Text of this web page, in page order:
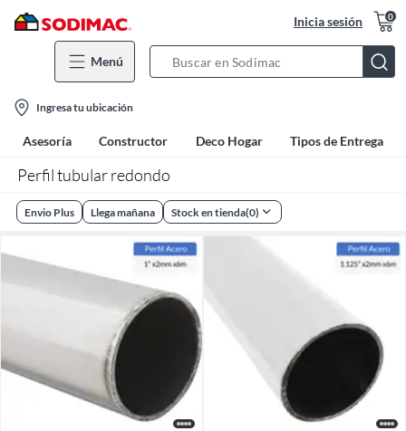
Inicia sesión 0
Menú
Bar
location-
icon
Ingresa tu ubicación
Asesoría Constructor Deco Hogar Tipos de Entrega
Perfil tubular redondo
Envio Plus Llega mañana Stock en tienda(0)